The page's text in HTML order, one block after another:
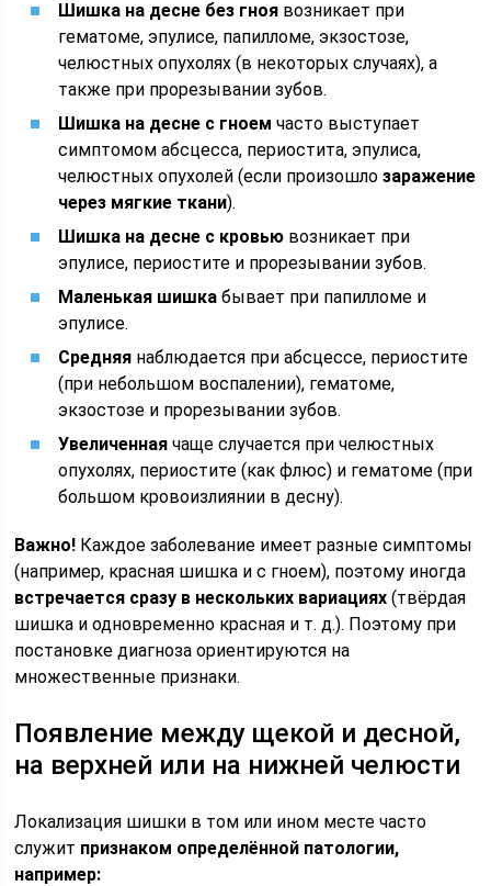
Шишка на десне без гноя возникает при
гематоме, эпулисе, папилломе, экзостозе,
челюстных опухолях (в некоторых случаях), а
также при прорезывании зубов.
Шишка на десне с гноем часто выступает
симптомом абсцесса, периостита, эпулиса,
челюстных опухолей (если произошлозаражение
через мягкие ткани).
Шишка на десне с кровью возникает при
эпулисе, периостите и прорезывании зубов.
Маленькая шишка бывает при папилломе и
эпулисе.
Средняя наблюдается при абсцессе, периостите
(при небольшом воспалении), гематоме,
экзостозе и прорезывании зубов.
Увеличенная чаще случается при челюстных
опухолях, периостите (как флюс) и гематоме (при
большом кровоизлиянии в десну).
Важно! Каждое заболевание имеет разные симптомы
(например, красная шишка и с гноем), поэтому иногда
встречается сразу в нескольких вариациях (твёрдая
шишка и одновременно красная и т. д.). Поэтому при
постановке диагноза ориентируются на
множественные признаки.
Появление между щекой и десной,
на верхней или на нижней челюсти
Локализация шишки в том или ином месте часто
служит признаком определённой патологии,
например: